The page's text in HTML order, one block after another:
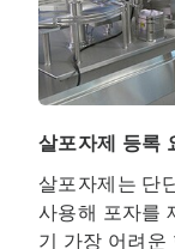
살포자제 등록
살포자제는 단
사용해 포자를
기 가장 어려운